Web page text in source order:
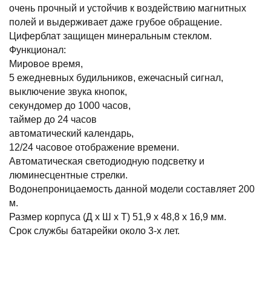
очень прочный и устойчив к воздействию магнитных
полей и выдерживает даже грубое обращение.
Циферблат защищен минеральным стеклом.
Функционал:
Мировое время,
5 ежедневных будильников, ежечасный сигнал,
выключение звука кнопок,
секундомер до 1000 часов,
таймер до 24 часов
автоматический календарь,
12/24 часовое отображение времени.
Автоматическая светодиодную подсветку и
люминесцентные стрелки.
Водонепроницаемость данной модели составляет 200
м.
Размер корпуса (Д x Ш x Т) 51,9 x 48,8 x 16,9 мм.
Срок службы батарейки около 3-х лет.